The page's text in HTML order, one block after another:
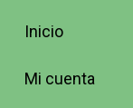
Inicio
Mi cuenta